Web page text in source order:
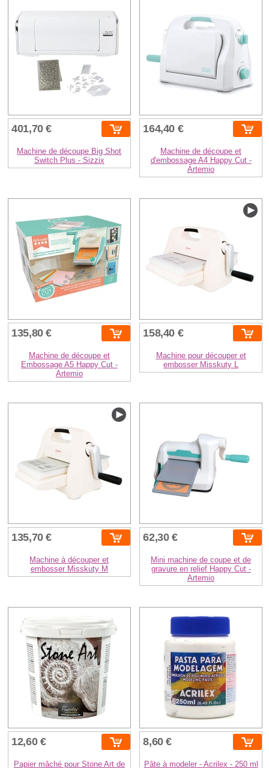
401,70 €
Machine de découpe Big Shot
Switch Plus - Sizzix
164,40 €
Machine de découpe et
d'embossage A4 Happy Cut -
Artemio
135,80 €
Machine de découpe et
Embossage A5 Happy Cut -
Artemio
158,40 €
Machine pour découper et
embosser Misskuty L
135,70 €
Machine à découper et
embosser Misskuty M
62,30 €
Mini machine de coupe et de
gravure en relief Happy Cut -
Artemio
12,60 €
Papier mâché pour Stone Art de
8,60 €
Pâte à modeler - Acrilex - 250 ml